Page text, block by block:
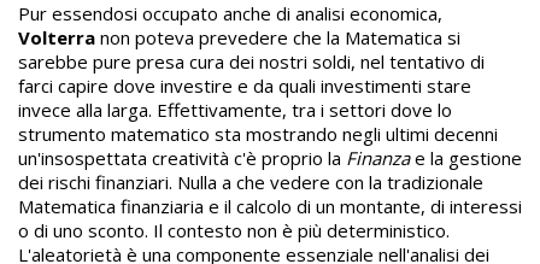
Pur essendosi occupato anche di analisi economica,
Volterra non poteva prevedere che la Matematica si
sarebbe pure presa cura dei nostri soldi, nel tentativo di
farci capire dove investire e da quali investimenti stare
invece alla larga. Effettivamente, tra i settori dove lo
strumento matematico sta mostrando negli ultimi decenni
un'insospettata creatività c'è proprio la Finanzae la gestione
dei rischi finanziari. Nulla a che vedere con la tradizionale
Matematica finanziaria e il calcolo di un montante, di interessi
o di uno sconto. Il contesto non è più deterministico.
L'aleatorietà è una componente essenziale nell'analisi dei